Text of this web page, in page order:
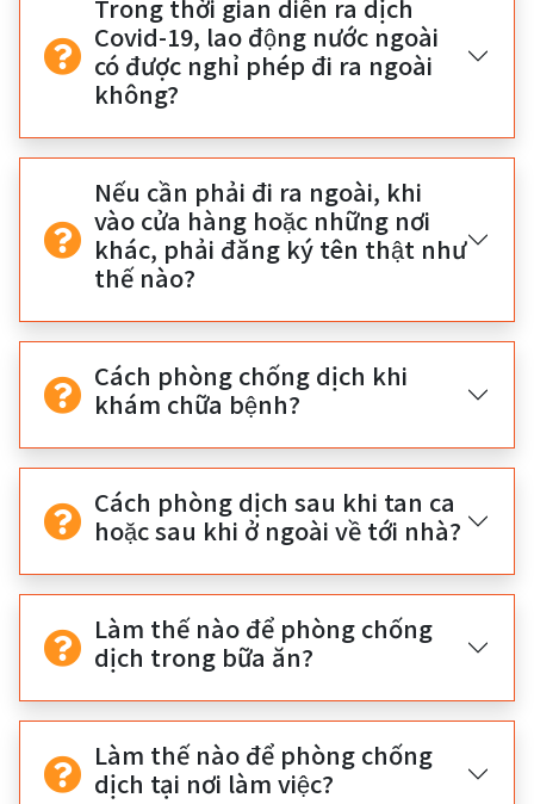
Trong thời gian diễn ra dịch
Covid-19, lao động nước ngoài
có được nghỉ phép đi ra ngoài
không?
Nếu cần phải đi ra ngoài, khi
vào cửa hàng hoặc những nơi
khác, phải đăng ký tên thật như
thế nào?
Cách phòng chống dịch khi
khám chữa bệnh?
Cách phòng dịch sau khi tan ca
hoặc sau khi ở ngoài về tới nhà?
Làm thế nào để phòng chống
dịch trong bữa ăn?
Làm thế nào để phòng chống
dịch tại nơi làm việc?